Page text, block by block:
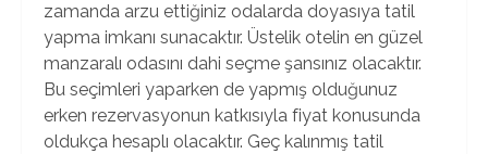
zamanda arzu ettiğiniz odalarda doyasıya tatil
yapma imkanı sunacaktır. Üstelik otelin en güzel
manzaralı odasını dahi seçme şansınız olacaktır.
Bu seçimleri yaparken de yapmış olduğunuz
erken rezervasyonun katkısıyla fiyat konusunda
oldukça hesaplı olacaktır. Geç kalınmış tatil